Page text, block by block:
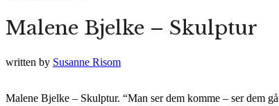
Malene Bjelke – Skulptur
written by Susanne Risom
Malene Bjelke – Skulptur. “Man ser dem komme – ser dem